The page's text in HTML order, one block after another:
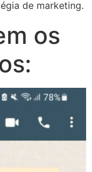
de marketing.
os